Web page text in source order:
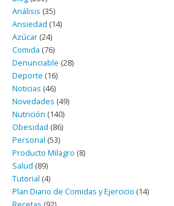
Análisis (35)
Ansiedad (14)
Azúcar (24)
Comida (76)
Denunciable (28)
Deporte (16)
Noticias (46)
Novedades (49)
Nutrición (140)
Obesidad (86)
Personal (53)
Producto Milagro (8)
Salud (89)
Tutorial (4)
Plan Diario de Comidas y Ejercicio (14)